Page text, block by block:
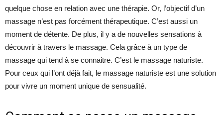
quelque chose en relation avec une thérapie. Or, l’objectif d’un
massage n’est pas forcément thérapeutique. C’est aussi un
moment de détente. De plus, il y a de nouvelles sensations à
découvrir à travers le massage. Cela grâce à un type de
massage qui tend à se connaitre. C’est le massage naturiste.
Pour ceux qui l’ont déjà fait, le massage naturiste est une solution
pour vivre un moment unique de sensualité.